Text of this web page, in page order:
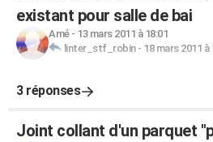
existant pour salle de bai
Amé- 13 mars 2011 à 18:01
linter_stf_robin- 18 mars 2011 à
3 réponses
Joint collant d'un parquet